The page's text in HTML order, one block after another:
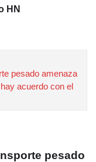
HN
pesado amenaza
acuerdo con el
pesado